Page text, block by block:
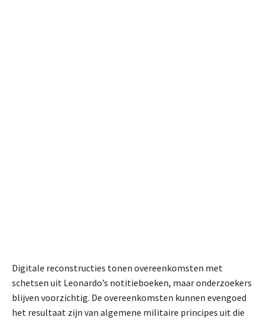
Digitale reconstructies tonen overeenkomsten met
schetsen uit Leonardo’s notitieboeken, maar onderzoekers
blijven voorzichtig. De overeenkomsten kunnen evengoed
het resultaat zijn van algemene militaire principes uit die